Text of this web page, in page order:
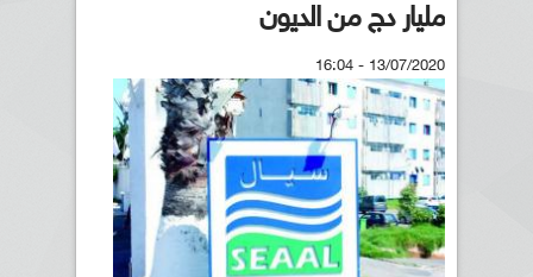
مليار دج من الديون
13/07/2020 - 16:04